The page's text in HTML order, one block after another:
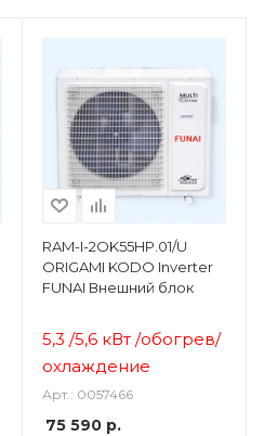
RAM-I-2OK55HP.01/U
ORIGAMI KODO Inverter
FUNAI Внешний блок
5,3 /5,6 кВт /обогрев/
охлаждение
Арт.: 0057466
75 590р.